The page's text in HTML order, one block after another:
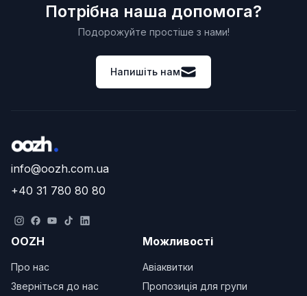
Потрібна наша допомога?
Подорожуйте простіше з нами!
Напишіть нам
info@oozh.com.ua
+40 31 780 80 80
OOZH
Про нас
Зверніться до нас
Можливості
Авіаквитки
Пропозиція для групи